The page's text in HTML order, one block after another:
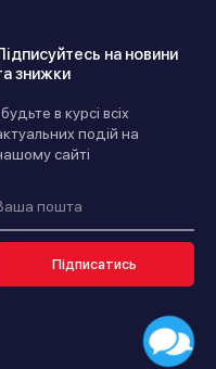
на новини
знижки
будьте в курсі всіх
подій на
сайті
Підписатись